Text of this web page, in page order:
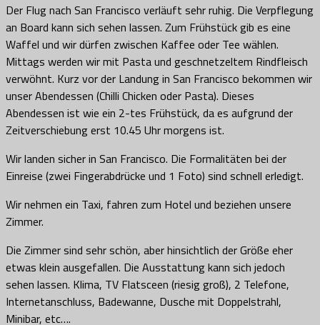
Der Flug nach San Francisco verläuft sehr ruhig. Die Verpflegung
an Board kann sich sehen lassen. Zum Frühstück gib es eine
Waffel und wir dürfen zwischen Kaffee oder Tee wählen.
Mittags werden wir mit Pasta und geschnetzeltem Rindfleisch
verwöhnt. Kurz vor der Landung in San Francisco bekommen wir
unser Abendessen (Chilli Chicken oder Pasta). Dieses
Abendessen ist wie ein 2-tes Frühstück, da es aufgrund der
Zeitverschiebung erst 10.45 Uhr morgens ist.
Wir landen sicher in San Francisco. Die Formalitäten bei der
Einreise (zwei Fingerabdrücke und 1 Foto) sind schnell erledigt.
Wir nehmen ein Taxi, fahren zum Hotel und beziehen unsere
Zimmer.
Die Zimmer sind sehr schön, aber hinsichtlich der Größe eher
etwas klein ausgefallen. Die Ausstattung kann sich jedoch
sehen lassen. Klima, TV Flatsceen (riesig groß), 2 Telefone,
Internetanschluss, Badewanne, Dusche mit Doppelstrahl,
Minibar, etc….